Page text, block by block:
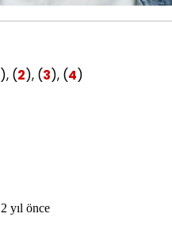
), (2), (3), (4)